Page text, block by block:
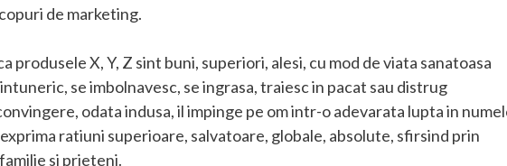
de marketing.
produsele X, Y, Z sint buni, superiori, alesi, cu mod de viata sanatoasa
se imbolnavesc, se ingrasa, traiesc in pacat sau distrug
odata indusa, il impinge pe om intr-o adevarata lupta in
ratiuni superioare, salvatoare, globale, absolute, sfirsind prin
si prieteni.